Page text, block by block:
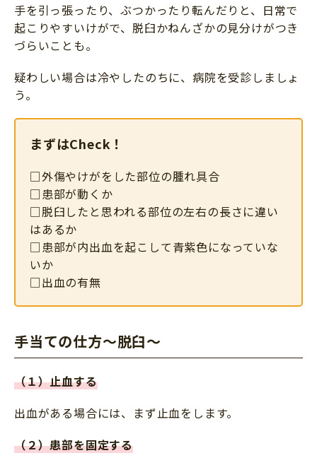
手を引っ張ったり、ぶつかったり転んだりと、日常で
起こりやすいけがで、脱臼かねんざかの見分けがつき
づらいことも。
疑わしい場合は冷やしたのちに、病院を受診しましょ
う。
まずはCheck！
□外傷やけがをした部位の腫れ具合
□患部が動くか
□脱臼したと思われる部位の左右の長さに違い
はあるか
□患部が内出血を起こして青紫色になっていな
いか
□出血の有無
手当ての仕方～脱臼～
（１）止血する
出血がある場合には、まず止血をします。
（２）患部を固定する